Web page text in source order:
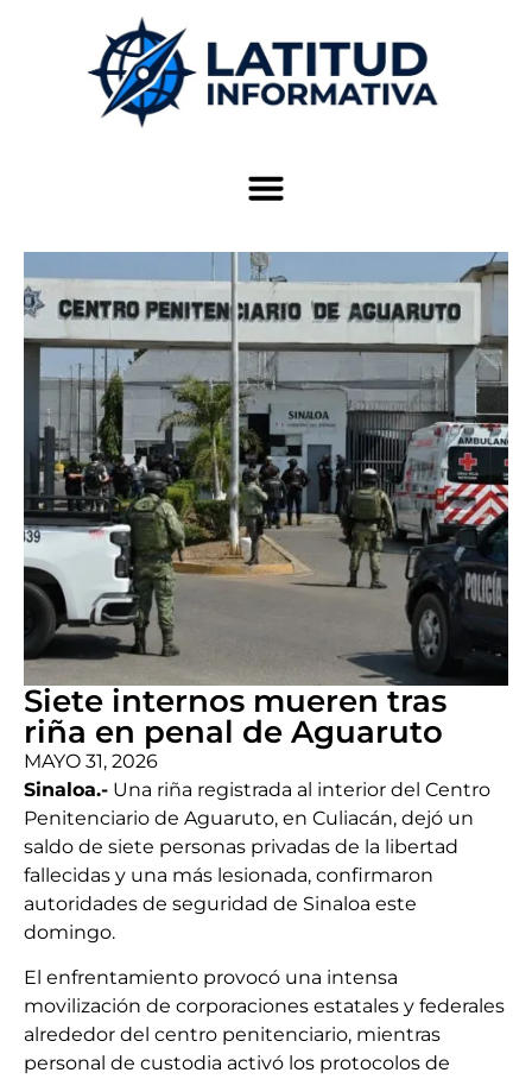
Siete internos mueren tras
riña en penal de Aguaruto
MAYO 31, 2026
Sinaloa.- Una riña registrada al interior del Centro
Penitenciario de Aguaruto, en Culiacán, dejó un
saldo de siete personas privadas de la libertad
fallecidas y una más lesionada, confirmaron
autoridades de seguridad de Sinaloa este
domingo.
El enfrentamiento provocó una intensa
movilización de corporaciones estatales y federales
alrededor del centro penitenciario, mientras
personal de custodia activó los protocolos de